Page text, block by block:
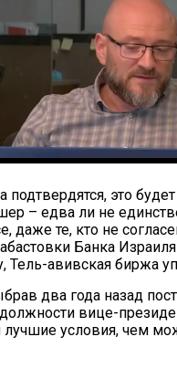
это
– едва ли не
даже те, кто не
Банка
авивская биржа
два года назад
вице-
лучшие условия, чем